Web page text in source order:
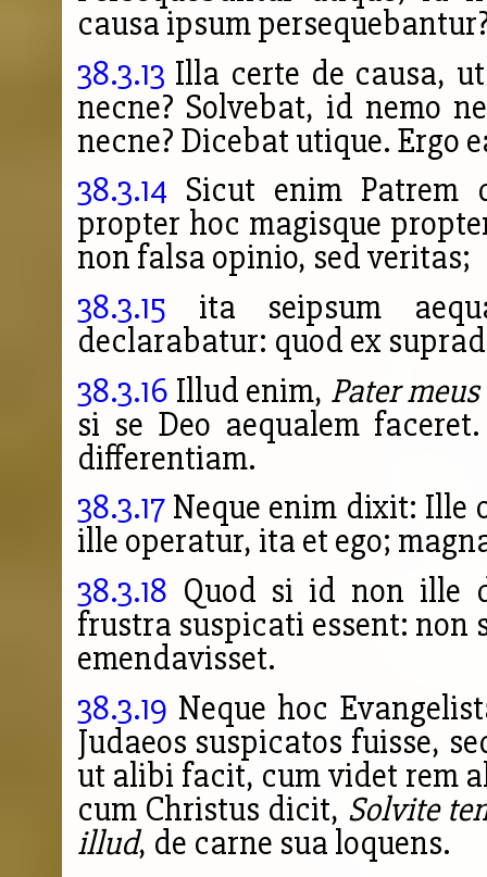
causa ipsum
38.3.13 Illa certe de causa,
necne? Solvebat, id nemo
necne? Dicebat utique. Ergo
38.3.14 Sicut enim Patrem
propter hoc magisque
non falsa opinio, sed veritas;
38.3.15 ita seipsum
declarabatur: quod ex
38.3.16 Illud enim, Pater
si se Deo aequalem
differentiam.
38.3.17Neque enim dixit: Ille
ille operatur, ita et ego;
38.3.18 Quod si id non ille
frustra suspicati essent: non
emendavisset.
38.3.19 Neque hoc
Judaeos suspicatos fuisse,
ut alibi facit, cum videt rem
cum Christus dicit, Solvite
illud, de carne sua loquens.